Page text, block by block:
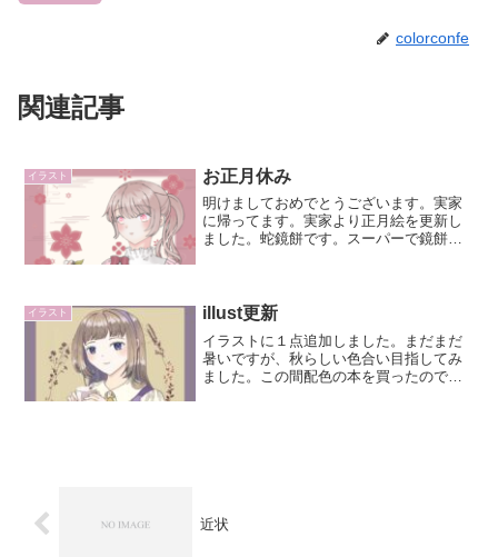
colorconfe
関連記事
イラスト お正月休み
明けましておめでとうございます。実家
に帰ってます。実家より正月絵を更新し
ました。蛇鏡餅です。スーパーで鏡餅売
と参考にしました。ゆる可...
イラスト illust更新
イラストに１点追加しました。まだまだ
暑いですが、秋らしい色合い目指してみ
ました。この間配色の本を買ったので
近状